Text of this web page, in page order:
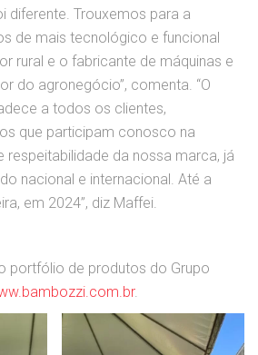
diferente. Trouxemos para a
de mais tecnológico e funcional
rural e o fabricante de máquinas e
do agronegócio”, comenta. “O
a todos os clientes,
que participam conosco na
respeitabilidade da nossa marca, já
nacional e internacional. Até a
em 2024”, diz Maffei.
portfólio de produtos do Grupo
.